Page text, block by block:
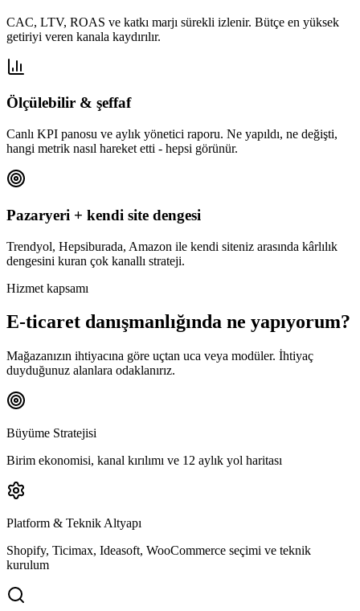
CAC, LTV, ROAS ve katkı marjı sürekli izlenir. Bütçe en yüksek
getiriyi veren kanala kaydırılır.
Ölçülebilir & şeffaf
Canlı KPI panosu ve aylık yönetici raporu. Ne yapıldı, ne değişti,
hangi metrik nasıl hareket etti - hepsi görünür.
Pazaryeri + kendi site dengesi
Trendyol, Hepsiburada, Amazon ile kendi siteniz arasında kârlılık
dengesini kuran çok kanallı strateji.
Hizmet kapsamı
E-ticaret danışmanlığında ne yapıyorum?
Mağazanızın ihtiyacına göre uçtan uca veya modüler. İhtiyaç
duyduğunuz alanlara odaklanırız.
Büyüme Stratejisi
Birim ekonomisi, kanal kırılımı ve 12 aylık yol haritası
Platform & Teknik Altyapı
Shopify, Ticimax, Ideasoft, WooCommerce seçimi ve teknik
kurulum